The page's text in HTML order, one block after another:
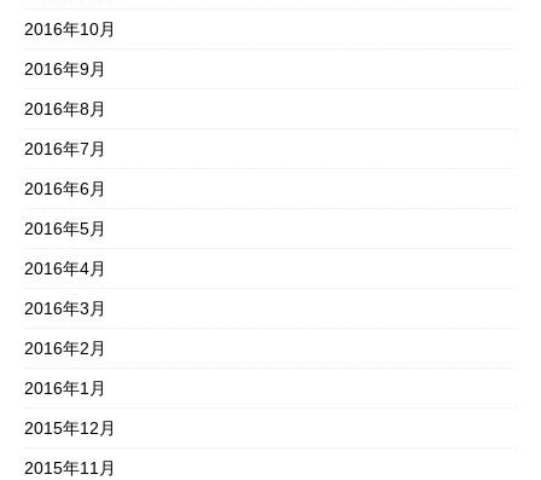
2016年10月
2016年9月
2016年8月
2016年7月
2016年6月
2016年5月
2016年4月
2016年3月
2016年2月
2016年1月
2015年12月
2015年11月